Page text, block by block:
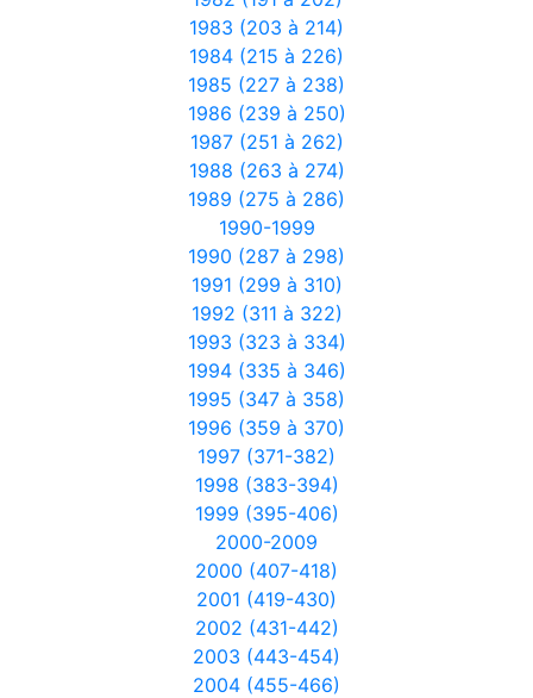
1983 (203 à 214)
1984 (215 à 226)
1985 (227 à 238)
1986 (239 à 250)
1987 (251 à 262)
1988 (263 à 274)
1989 (275 à 286)
1990-1999
1990 (287 à 298)
1991 (299 à 310)
1992 (311 à 322)
1993 (323 à 334)
1994 (335 à 346)
1995 (347 à 358)
1996 (359 à 370)
1997 (371-382)
1998 (383-394)
1999 (395-406)
2000-2009
2000 (407-418)
2001 (419-430)
2002 (431-442)
2003 (443-454)
2004 (455-466)